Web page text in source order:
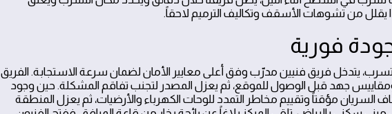
يقلل من تشوهات الأسقف وتكاليف الترميم لاحقاً.
يتدخل فريق فنيين مدرّب وفق أعلى معايير الأمان لضمان سرعة الاستجابة. الفريق
جهد قبل الوصول للموقع، ثم يعزل المصدر لتجنب تفاقم المشكلة. حين وجود
السريان مؤقتاً وتقييم مخاطر التمدد للوحات الكهرباء والأرضيات، ثم يعزل المنطقة